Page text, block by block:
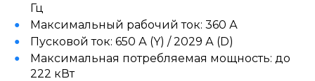
Гц
Максимальный рабочий ток: 360 А
Пусковой ток: 650 А (Y) / 2029 А (D)
Максимальная потребляемая мощность: до
222 кВт